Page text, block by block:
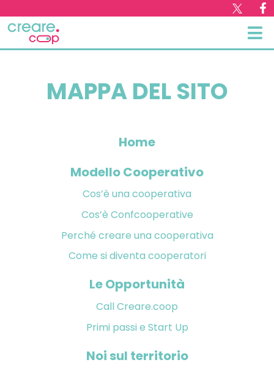
MAPPA DEL SITO
Home
Modello Cooperativo
Cos’è una cooperativa
Cos’è Confcooperative
Perché creare una cooperativa
Come si diventa cooperatori
Le Opportunità
Call Creare.coop
Primi passi e Start Up
Noi sul territorio